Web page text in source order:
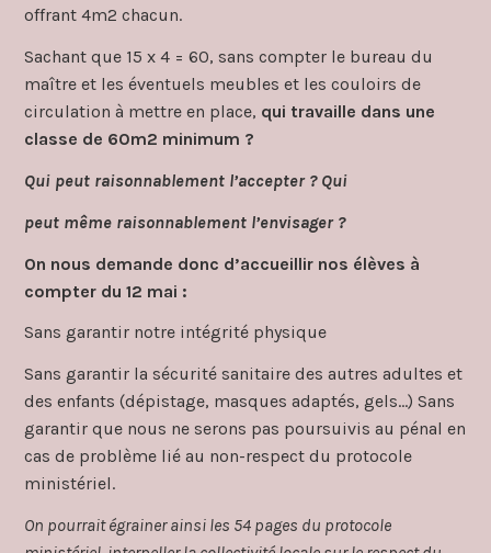
offrant 4m2 chacun.
Sachant que 15 x 4 = 60, sans compter le bureau du
maître et les éventuels meubles et les couloirs de
circulation à mettre en place, qui travaille dans une
classe de 60m2 minimum ?
Qui peut raisonnablement l’accepter ? Qui
peut même raisonnablement l’envisager ?
On nous demande donc d’accueillir nos élèves à
compter du 12 mai :
Sans garantir notre intégrité physique
Sans garantir la sécurité sanitaire des autres adultes et
des enfants (dépistage, masques adaptés, gels…) Sans
garantir que nous ne serons pas poursuivis au pénal en
cas de problème lié au non-respect du protocole
ministériel.
On pourrait égrainer ainsi les 54 pages du protocole